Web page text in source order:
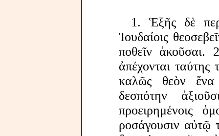
1. Ἑξῆς δὲ
Ἰουδαίοις
ποθεῖν ἀκοῦσαι.
ἀπέχονται ταύτης
καλῶς θεὸν ἕνα
δεσπότην
προειρημένοις
ροσάγουσιν αὐτῷ